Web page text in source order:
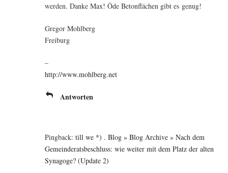
wer­den. Dan­ke Max! Öde Beton­flä­chen gibt es genug!
Gre­gor Mohlberg
Freiburg
–
http://www.mohlberg.net
Antworten
Pingback: till we *) . Blog » Blog Archive » Nach dem
Gemeinderatsbeschluss: wie weiter mit dem Platz der alten
Synagoge? (Update 2)